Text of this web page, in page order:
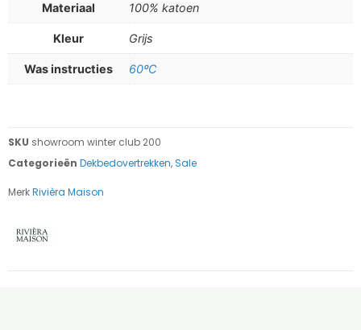
Materiaal 100% katoen
Kleur Grijs
Was instructies 60ºC
SKU showroom winter club 200
Categorieën Dekbedovertrekken, Sale
MerkRivièra Maison